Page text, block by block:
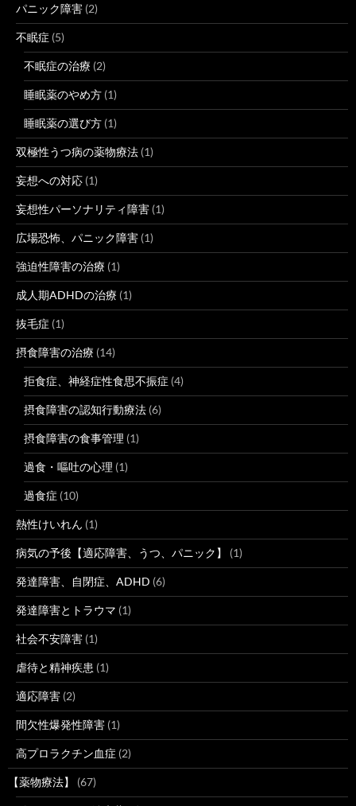
パニック障害 (2)
不眠症 (5)
不眠症の治療 (2)
睡眠薬のやめ方 (1)
睡眠薬の選び方 (1)
双極性うつ病の薬物療法 (1)
妄想への対応 (1)
妄想性パーソナリティ障害 (1)
広場恐怖、パニック障害 (1)
強迫性障害の治療 (1)
成人期ADHDの治療 (1)
抜毛症 (1)
摂食障害の治療 (14)
拒食症、神経症性食思不振症 (4)
摂食障害の認知行動療法 (6)
摂食障害の食事管理 (1)
過食・嘔吐の心理 (1)
過食症 (10)
熱性けいれん (1)
病気の予後【適応障害、うつ、パニック】 (1)
発達障害、自閉症、ADHD (6)
発達障害とトラウマ (1)
社会不安障害 (1)
虐待と精神疾患 (1)
適応障害 (2)
間欠性爆発性障害 (1)
高プロラクチン血症 (2)
【薬物療法】 (67)